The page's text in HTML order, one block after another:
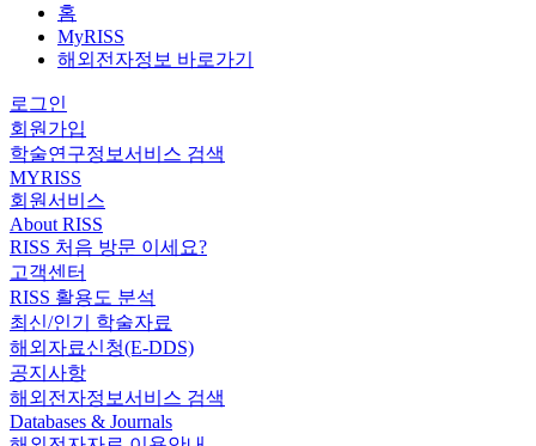
홈
MyRISS
해외전자정보 바로가기
로그인
회원가입
학술연구정보서비스 검색
MYRISS
회원서비스
About RISS
RISS 처음 방문 이세요?
고객센터
RISS 활용도 분석
최신/인기 학술자료
해외자료신청(E-DDS)
공지사항
해외전자정보서비스 검색
Databases & Journals